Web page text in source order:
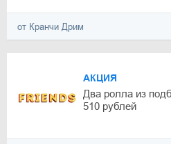
от Кранчи Дрим
АКЦИЯ
Два ролла из
510 рублей